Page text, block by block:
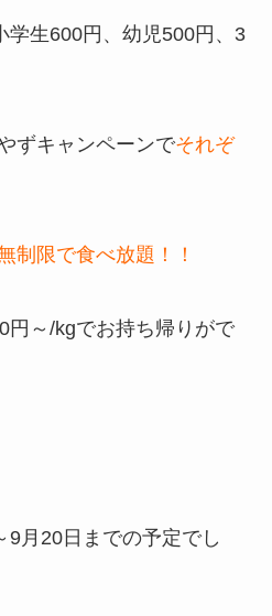
学生600円、幼児500円、3
ずキャンペーンでそれぞ
制限で食べ放題！！
円～/kgでお持ち帰りがで
月20日までの予定でし